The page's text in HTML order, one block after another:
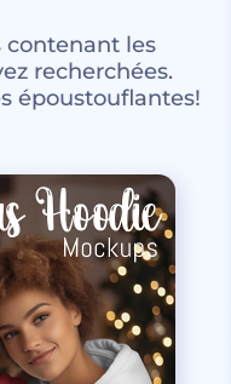
contenant les
recherchées.
époustouflantes!